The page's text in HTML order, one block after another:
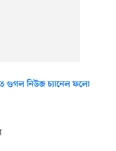
গুগল নিউজ চ্যানেল ফলো